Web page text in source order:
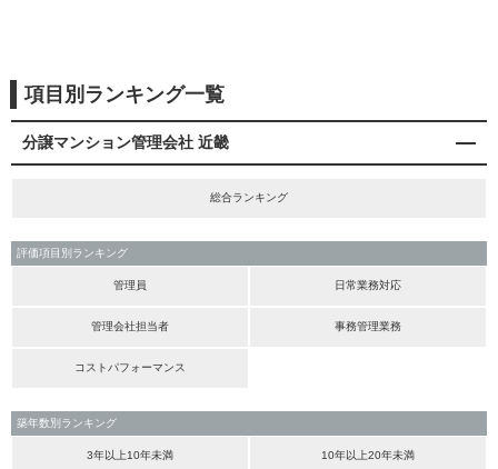
項目別ランキング一覧
分譲マンション管理会社 近畿
総合ランキング
評価項目別ランキング
管理員 日常業務対応
管理会社担当者 事務管理業務
コストパフォーマンス
築年数別ランキング
3年以上10年未満 10年以上20年未満